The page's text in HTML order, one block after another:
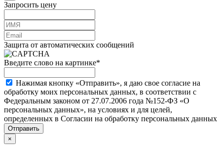
Запросить цену
Защита от автоматических сообщений
Введите слово на картинке*
Нажимая кнопку «Отправить», я даю свое согласие на
обработку моих персональных данных, в соответствии с
Федеральным законом от 27.07.2006 года №152-ФЗ «О
персональных данных», на условиях и для целей,
определенных в Согласии на обработку персональных данных
×